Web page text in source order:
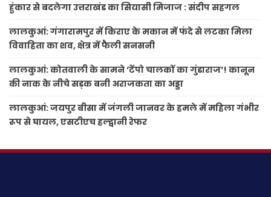
हुंकार से बदलेगा उत्तराखंड का सियासी मिजाज : संदीप सहगल
लालकुआं: गंगारामपुर में किराए के मकान में फंदे से लटका मिला
विवाहिता का शव, क्षेत्र में फैली सनसनी
लालकुआं: कोतवाली के सामने ‘टेंपो चालकों का गुंडाराज’! कानून
की नाक के नीचे सड़क बनी अराजकता का अड्डा
लालकुआं: जयपुर बीसा में जंगली जानवर के हमले में महिला गंभीर
रूप से घायल, एसटीएच हल्द्वानी रेफर